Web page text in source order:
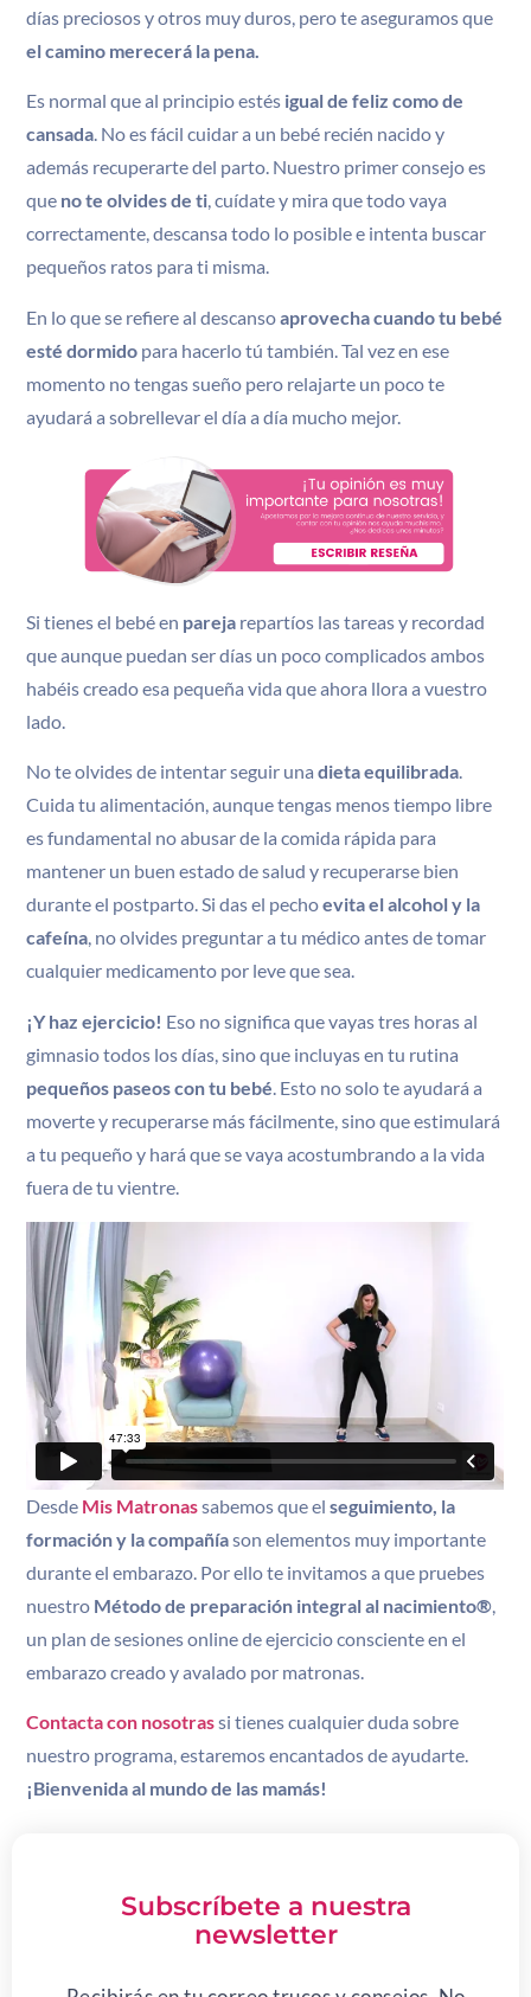
días preciosos y otros muy duros, pero te aseguramos que
el camino merecerá la pena.
Es normal que al principio estés igual de feliz como de
cansada. No es fácil cuidar a un bebé recién nacido y
además recuperarte del parto. Nuestro primer consejo es
que no te olvides de ti, cuídate y mira que todo vaya
correctamente, descansa todo lo posible e intenta buscar
pequeños ratos para ti misma.
En lo que se refiere al descansoaprovecha cuando tu bebé
esté dormido para hacerlo tú también. Tal vez en ese
momento no tengas sueño pero relajarte un poco te
ayudará a sobrellevar el día a día mucho mejor.
Si tienes el bebé en pareja repartíos las tareas y recordad
que aunque puedan ser días un poco complicados ambos
habéis creado esa pequeña vida que ahora llora a vuestro
lado.
No te olvides de intentar seguir una dieta equilibrada.
Cuida tu alimentación, aunque tengas menos tiempo libre
es fundamental no abusar de la comida rápida para
mantener un buen estado de salud y recuperarse bien
durante el postparto. Si das el pechoevita el alcohol y la
cafeína, no olvides preguntar a tu médico antes de tomar
cualquier medicamento por leve que sea.
¡Y haz ejercicio! Eso no significa que vayas tres horas al
gimnasio todos los días, sino que incluyas en tu rutina
pequeños paseos con tu bebé . Esto no solo te ayudará a
moverte y recuperarse más fácilmente, sino que estimulará
a tu pequeño y hará que se vaya acostumbrando a la vida
fuera de tu vientre.
Desde Mis Matronassabemos que elseguimiento, la
formación y la compañíason elementos muy importante
durante el embarazo. Por ello te invitamos a que pruebes
nuestro Método de preparación integral al nacimiento®
un plan de sesiones online de ejercicio consciente en el
embarazo creado y avalado por matronas.
Contacta con nosotrassi tienes cualquier duda sobre
nuestro programa, estaremos encantados de ayudarte.
¡Bienvenida al mundo de las mamás!
Subscríbete a nuestra
newsletter